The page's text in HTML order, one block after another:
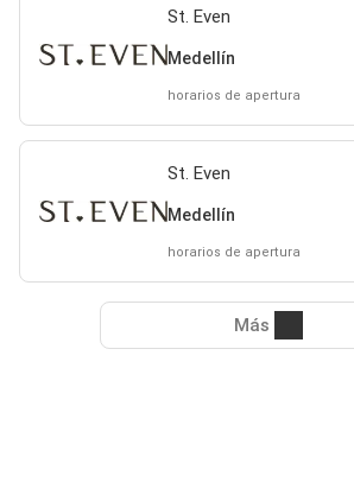
St. Even
Medellín
horarios de apertura
St. Even
Medellín
horarios de apertura
Más